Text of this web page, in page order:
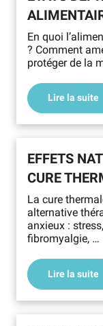
En quoi
? Comment
protéger de la
Lire la suite
EFFETS
CURE
La cure
alternative
anxieux :
fibromyalgie, …
Lire la suite